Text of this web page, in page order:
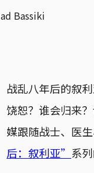
Bassiki
战乱八年后的叙
饶恕？谁会归来
媒跟随战士、医
后：叙利亚” 系